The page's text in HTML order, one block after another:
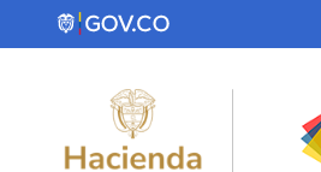
Saltar al contenido principal